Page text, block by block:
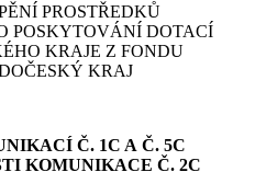
PROSTŘEDKŮ
POSKYTOVÁNÍ DOTACÍ
KRAJE Z FONDU
KRAJ
Č. 1C A Č. 5C
KOMUNIKACE Č. 2C